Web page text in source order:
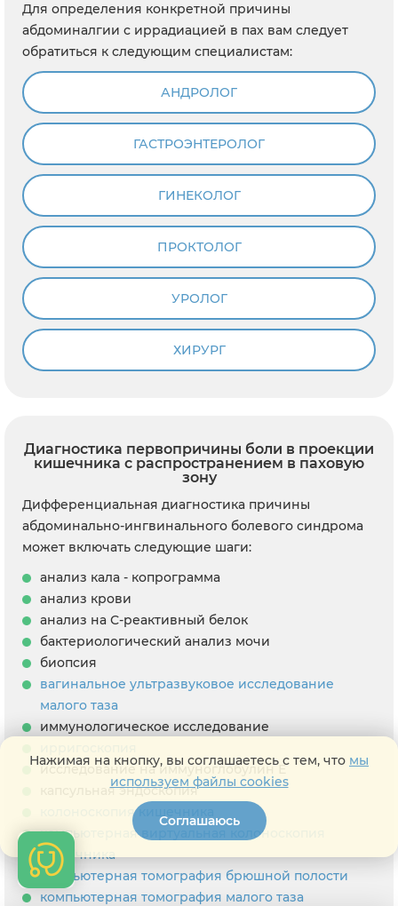
Для определения конкретной причины
абдоминалгии с иррадиацией в пах вам следует
обратиться к следующим специалистам:
АНДРОЛОГ
ГАСТРОЭНТЕРОЛОГ
ГИНЕКОЛОГ
ПРОКТОЛОГ
УРОЛОГ
ХИРУРГ
Диагностика первопричины боли в проекции
кишечника с распространением в паховую
зону
Дифференциальная диагностика причины
абдоминально-ингвинального болевого синдрома
может включать следующие шаги:
анализ кала - копрограмма
анализ крови
анализ на С-реактивный белок
бактериологический анализ мочи
биопсия
вагинальное ультразвуковое исследование
малого таза
иммунологическое исследование
исследование на иммуноглобулин Е
капсульная эндоскопия
колоноскопия кишечника
компьютерная виртуальная колоноскопия
кишечника
компьютерная томография брюшной полости
компьютерная томография малого таза
Нажимая на кнопку, вы соглашаетесь с тем, что мы
используем файлы cookies
Соглашаюсь